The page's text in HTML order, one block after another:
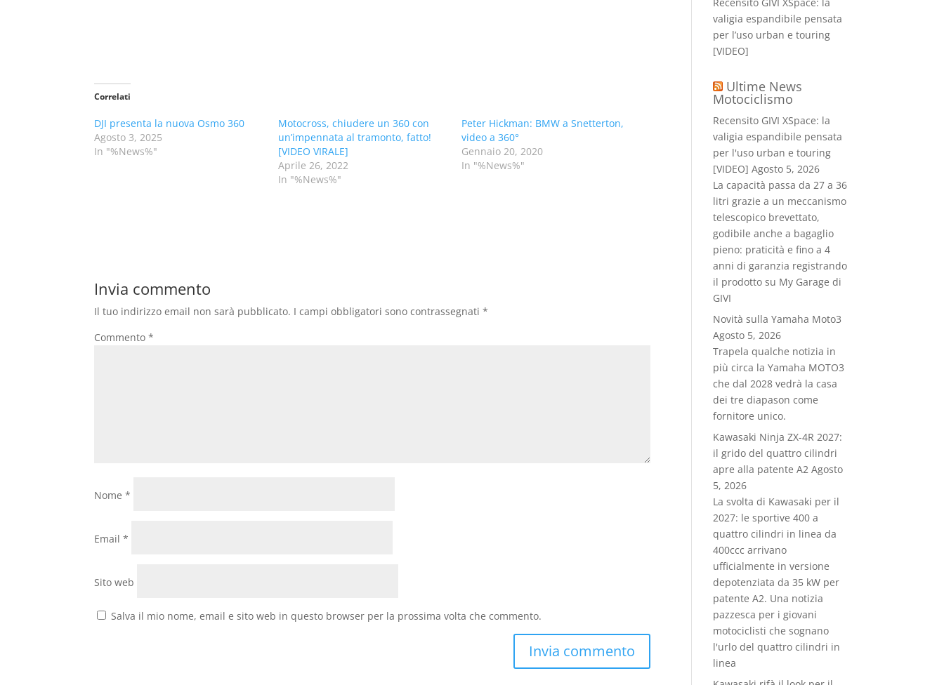
Correlati
DJI presenta la nuova Osmo 360
Agosto 3, 2025
In "%News%"
Motocross, chiudere un 360 con
un’impennata al tramonto, fatto!
[VIDEO VIRALE]
Aprile 26, 2022
In "%News%"
Peter Hickman: BMW a Snetterton,
video a 360°
Gennaio 20, 2020
In "%News%"
Invia commento
Il tuo indirizzo email non sarà pubblicato. I campi obbligatori sono contrassegnati*
Commento*
Nome*
Email*
Sito web
Salva il mio nome, email e sito web in questo browser per la prossima volta che commento.
valigia espandibile pensata
per l’uso urban e touring
[VIDEO]
Ultime News
Motociclismo
Recensito GIVI XSpace: la
valigia espandibile pensata
per l'uso urban e touring
[VIDEO] Agosto 5, 2026
La capacità passa da 27 a 36
litri grazie a un meccanismo
telescopico brevettato,
godibile anche a bagaglio
pieno: praticità e fino a 4
anni di garanzia registrando
il prodotto su My Garage di
GIVI
Novità sulla Yamaha Moto3
Agosto 5, 2026
Trapela qualche notizia in
più circa la Yamaha MOTO3
che dal 2028 vedrà la casa
dei tre diapason come
fornitore unico.
Kawasaki Ninja ZX-4R 2027:
il grido del quattro cilindri
apre alla patente A2 Agosto
5, 2026
La svolta di Kawasaki per il
2027: le sportive 400 a
quattro cilindri in linea da
400ccc arrivano
ufficialmente in versione
depotenziata da 35 kW per
patente A2. Una notizia
pazzesca per i giovani
motociclisti che sognano
l'urlo del quattro cilindri in
linea